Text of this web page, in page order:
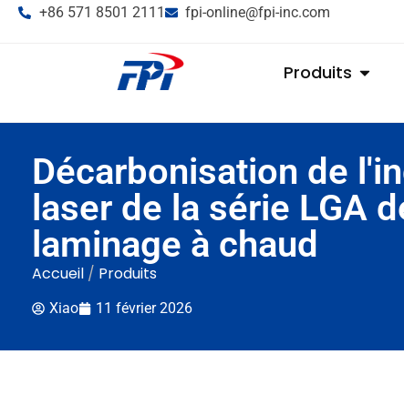
+86 571 8501 2111 fpi-online@fpi-inc.com
Produits
Décarbonisation de
laser de la série LGA
laminage à chaud
Accueil/ Produits
Xiao 11 février 2026